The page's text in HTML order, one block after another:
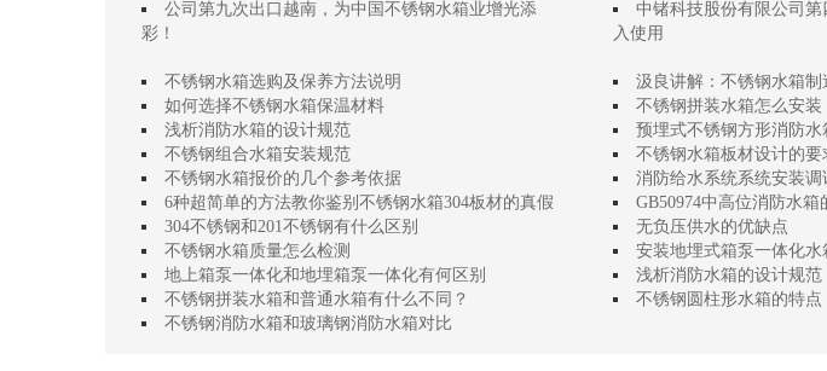
公司第九次出口越南，为中国不锈钢水箱业增光添
彩！
中锗科技股份有限公司
入使用
不锈钢水箱选购及保养方法说明
汲良讲解：不锈钢水箱制
如何选择不锈钢水箱保温材料
不锈钢拼装水箱怎么安装
浅析消防水箱的设计规范
预埋式不锈钢方形消防水
不锈钢组合水箱安装规范
不锈钢水箱板材设计的要
不锈钢水箱报价的几个参考依据
消防给水系统系统安装调
6种超简单的方法教你鉴别不锈钢水箱304板材的真假
GB50974中高位消防水
304不锈钢和201不锈钢有什么区别
无负压供水的优缺点
不锈钢水箱质量怎么检测
安装地埋式箱泵一体化
地上箱泵一体化和地埋箱泵一体化有何区别
浅析消防水箱的设计规范
不锈钢拼装水箱和普通水箱有什么不同？
不锈钢圆柱形水箱的特点
不锈钢消防水箱和玻璃钢消防水箱对比